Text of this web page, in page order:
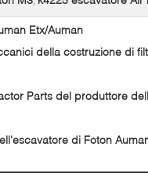
Etx/Auman
della costruzione di
Parts del produttore
di Foton